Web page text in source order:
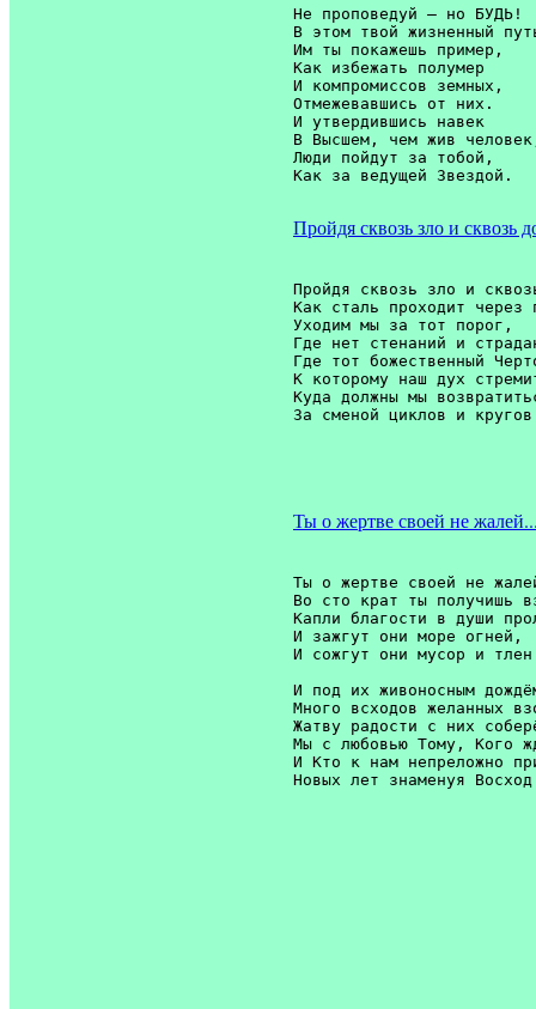
Не проповедуй — но БУДЬ!
В этом твой жизненный
Им ты покажешь пример,
Как избежать полумер
И компромиссов земных,
Отмежевавшись от них.
И утвердившись навек
В Высшем, чем жив
Люди пойдут за тобой,
Пройдя сквозь зло и сквозь
Пройдя сквозь зло и
Как сталь проходит через
Уходим мы за тот порог,
Где нет стенаний и
Где тот божественный
К которому наш дух
Куда должны мы
Ты о жертве своей не
Ты о жертве своей не
Во сто крат ты получишь
Капли благости в души
И зажгут они море огней,
И сожгут они мусор и
И под их живоносным
Много всходов желанных
Жатву радости с них
Мы с любовью Тому, Кого
И Кто к нам непреложно